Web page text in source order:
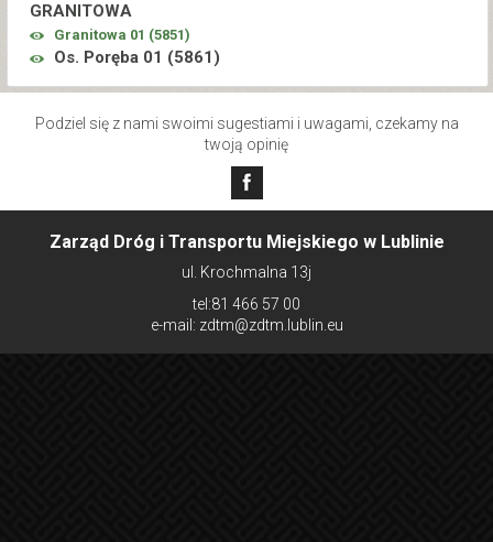
GRANITOWA
Granitowa 01 (5851)
Os. Poręba 01 (5861 )
Podziel się z nami swoimi sugestiami i uwagami, czekamy na
twoją opinię
Zarząd Dróg i Transportu Miejskiego w Lublinie
ul. Krochmalna 13j
tel:81 466 57 00
e-mail: zdtm@zdtm.lublin.eu